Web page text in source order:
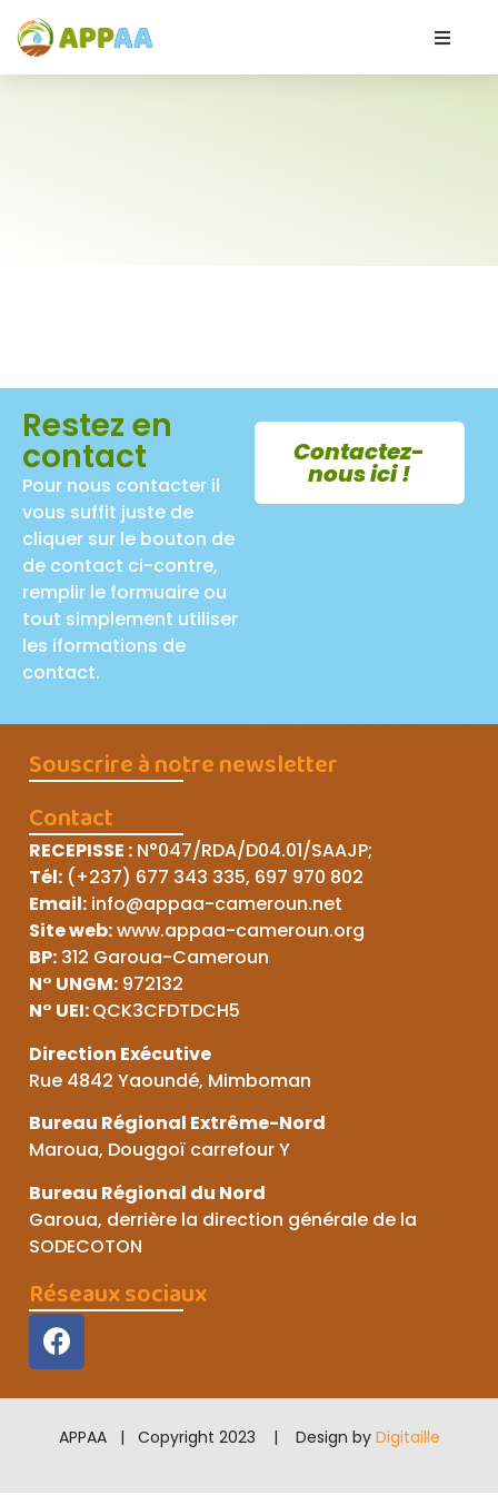
Restez en
contact
Pour nous contacter il
vous suffit juste de
cliquer sur le bouton de
de contact ci-contre,
remplir le formuaire ou
tout simplement utiliser
les iformations de
contact.
Contactez-
nous ici !
Souscrire à notre newsletter
Contact
RECEPISSE : N°047/RDA/D04.01/SAAJP;
Tél: (+237) 677 343 335, 697 970 802
Email: info@appaa-cameroun.net
Site web:www.appaa-cameroun.org
BP: 312 Garoua-Cameroun
N° UNGM: 972132
N° UEI:QCK3CFDTDCH5
Direction Exécutive
Rue 4842 Yaoundé, Mimboman
Bureau Régional Extrême-Nord
Maroua, Douggoï carrefour Y
Bureau Régional du Nord
Garoua, derrière la direction générale de la
SODECOTON
Réseaux sociaux
APPAA | Copyright 2023 | Design by Digitaille